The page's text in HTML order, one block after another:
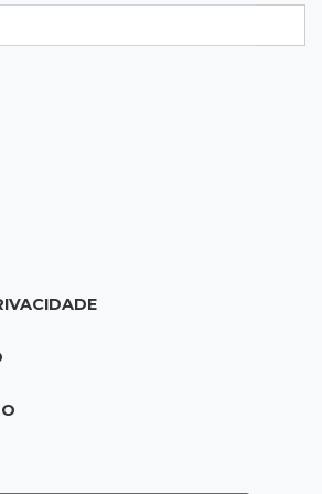
1000 na Av. Heráclito
3.042
165 milhões
cresce 32% em MS e